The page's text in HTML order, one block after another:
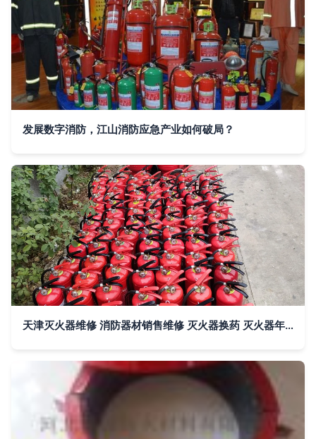
发展数字消防，江山消防应急产业如何破局？
天津灭火器维修 消防器材销售维修 灭火器换药 灭火器年检更新